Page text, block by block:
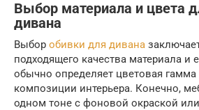
Выбор материала и цвета
дивана
Выбор обивки для дивана
подходящего качества материала и
обычно определяет цветовая
композиции интерьера. Конечно,
одном тоне с фоновой окраской